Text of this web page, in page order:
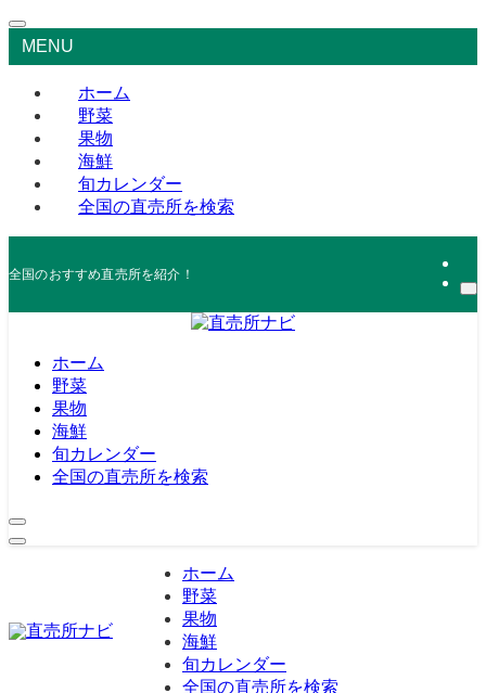
MENU
ホーム
野菜
果物
海鮮
旬カレンダー
全国の直売所を検索
全国のおすすめ直売所を紹介！
ホーム
野菜
果物
海鮮
旬カレンダー
全国の直売所を検索
ホーム
野菜
果物
海鮮
旬カレンダー
全国の直売所を検索